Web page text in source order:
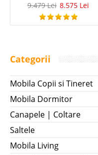
9.479 Lei 8.575 Lei
Categorii
Mobila Copii si Tineret
Mobila Dormitor
Canapele | Coltare
Saltele
Mobila Living